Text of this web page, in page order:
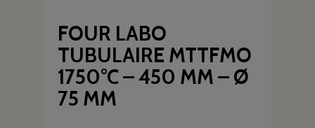
FOUR LABO
TUBULAIRE MTTFMO
1750°C – 450 MM – Ø
75 MM